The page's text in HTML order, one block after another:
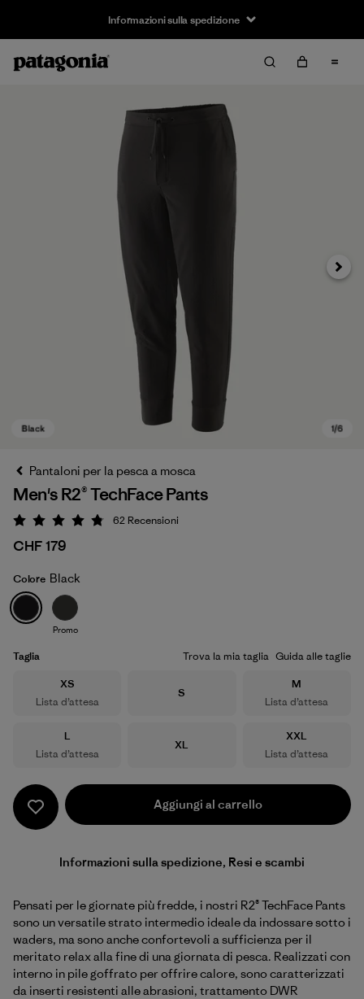
Informazioni sulla spedizione
Black
Avanti
Pantaloni per la pesca a mosca
Men's R2® TechFace Pants
Valutazione: 4.8 / 5
62 Recensioni
CHF 179
Colore Black
Promo
Taglia Trova la mia taglia Guida alle taglie
Taglia
XS
Lista d’attesa
Taglia
S
Taglia
M
Lista d’attesa
Taglia
L
Lista d’attesa
Taglia
XL
Taglia
XXL
Lista d’attesa
Aggiungi al carrello
Informazioni sulla spedizione, Resi e scambi
Pensati per le giornate più fredde, i nostri R2® TechFace Pants
sono un versatile strato intermedio ideale da indossare sotto i
waders, ma sono anche confortevoli a sufficienza per il
meritato relax alla fine di una giornata di pesca. Realizzati con
interno in pile goffrato per offrire calore, sono caratterizzati
da inserti resistenti alle abrasioni, trattamento DWR